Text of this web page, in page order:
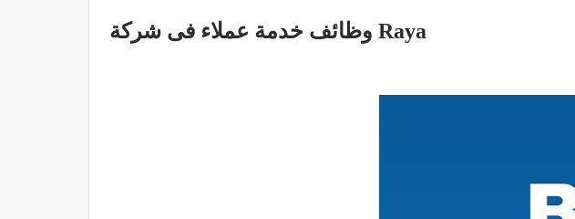
وظائف خدمة عملاء فى شركة Raya